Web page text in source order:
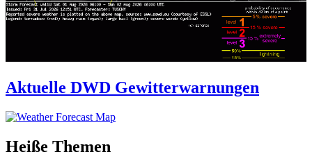
Aktuelle DWD Gewitterwarnungen
Heiße Themen